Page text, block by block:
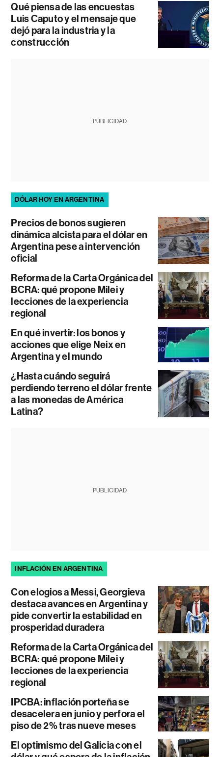
Qué piensa de las encuestas
Luis Caputo y el mensaje que
dejó para la industria y la
construcción
PUBLICIDAD
DÓLAR HOY EN ARGENTINA
Precios de bonos sugieren
dinámica alcista para el dólar en
Argentina pese a intervención
oficial
Reforma de la Carta Orgánica del
BCRA: qué propone Milei y
lecciones de la experiencia
regional
En qué invertir: los bonos y
acciones que elige Neix en
Argentina y el mundo
¿Hasta cuándo seguirá
perdiendo terreno el dólar frente
a las monedas de América
Latina?
PUBLICIDAD
INFLACIÓN EN ARGENTINA
Con elogios a Messi, Georgieva
destaca avances en Argentina y
pide convertir la estabilidad en
prosperidad duradera
Reforma de la Carta Orgánica del
BCRA: qué propone Milei y
lecciones de la experiencia
regional
IPCBA: inflación porteña se
desacelera en junio y perfora el
piso de 2% tras nueve meses
El optimismo del Galicia con el